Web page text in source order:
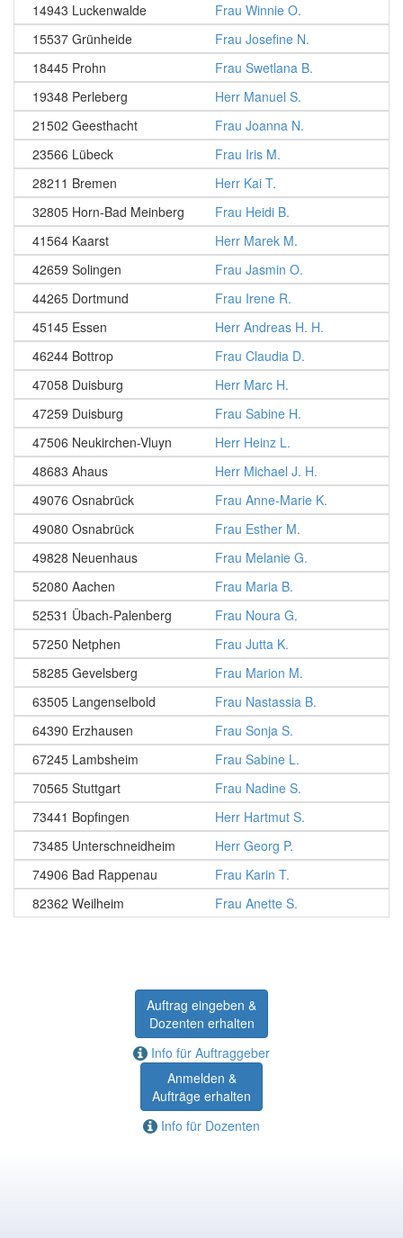
14943 Luckenwalde
Frau Winnie O.
15537 Grünheide
Frau Josefine N.
18445 Prohn
Frau Swetlana B.
19348 Perleberg
Herr Manuel S.
21502 Geesthacht
Frau Joanna N.
23566 Lübeck
Frau Iris M.
28211 Bremen
Herr Kai T.
32805 Horn-Bad Meinberg
Frau Heidi B.
41564 Kaarst
Herr Marek M.
42659 Solingen
Frau Jasmin O.
44265 Dortmund
Frau Irene R.
45145 Essen
Herr Andreas H. H.
46244 Bottrop
Frau Claudia D.
47058 Duisburg
Herr Marc H.
47259 Duisburg
Frau Sabine H.
47506 Neukirchen-Vluyn
Herr Heinz L.
48683 Ahaus
Herr Michael J. H.
49076 Osnabrück
Frau Anne-Marie K.
49080 Osnabrück
Frau Esther M.
49828 Neuenhaus
Frau Melanie G.
52080 Aachen
Frau Maria B.
52531 Übach-Palenberg
Frau Noura G.
57250 Netphen
Frau Jutta K.
58285 Gevelsberg
Frau Marion M.
63505 Langenselbold
Frau Nastassia B.
64390 Erzhausen
Frau Sonja S.
67245 Lambsheim
Frau Sabine L.
70565 Stuttgart
Frau Nadine S.
73441 Bopfingen
Herr Hartmut S.
73485 Unterschneidheim
Herr Georg P.
74906 Bad Rappenau
Frau Karin T.
82362 Weilheim
Frau Anette S.
Auftrag eingeben &
Dozenten erhalten
Info für Auftraggeber
Anmelden &
Aufträge erhalten
Info für Dozenten